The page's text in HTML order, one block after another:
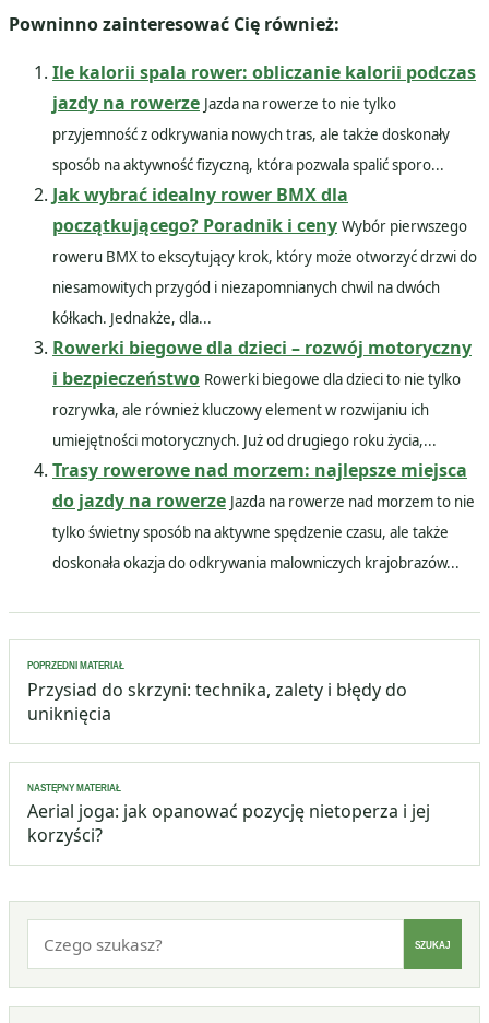
Powninno zainteresować Cię również:
Ile kalorii spala rower: obliczanie kalorii podczas
jazdy na rowerze Jazda na rowerze to nie tylko
przyjemność z odkrywania nowych tras, ale także doskonały
sposób na aktywność fizyczną, która pozwala spalić sporo...
Jak wybrać idealny rower BMX dla
początkującego? Poradnik i ceny Wybór pierwszego
roweru BMX to ekscytujący krok, który może otworzyć drzwi do
niesamowitych przygód i niezapomnianych chwil na dwóch
kółkach. Jednakże, dla...
Rowerki biegowe dla dzieci – rozwój motoryczny
i bezpieczeństwo Rowerki biegowe dla dzieci to nie tylko
rozrywka, ale również kluczowy element w rozwijaniu ich
umiejętności motorycznych. Już od drugiego roku życia,...
Trasy rowerowe nad morzem: najlepsze miejsca
do jazdy na rowerze Jazda na rowerze nad morzem to nie
tylko świetny sposób na aktywne spędzenie czasu, ale także
doskonała okazja do odkrywania malowniczych krajobrazów...
Nawigacja
wpisu
POPRZEDNI MATERIAŁ
Przysiad do skrzyni: technika, zalety i błędy do
uniknięcia
NASTĘPNY MATERIAŁ
Aerial joga: jak opanować pozycję nietoperza i jej
korzyści?
SZUKAJ